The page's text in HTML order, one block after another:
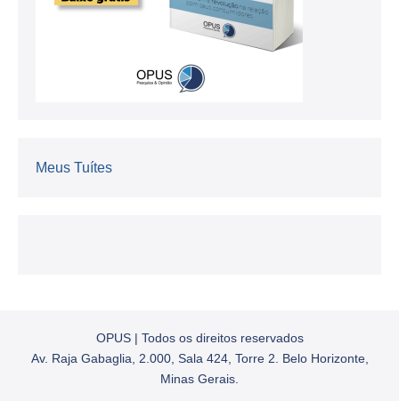
Meus Tuítes
OPUS | Todos os direitos reservados
Av. Raja Gabaglia, 2.000, Sala 424, Torre 2. Belo Horizonte,
Minas Gerais.